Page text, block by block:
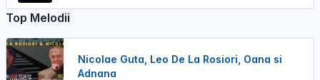
Top Melodii
Nicolae Guta, Leo De La Rosiori, Oana si
Adnana